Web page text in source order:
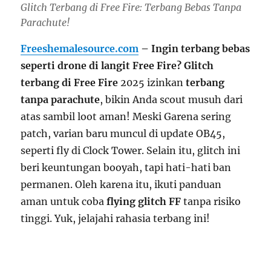
Glitch Terbang di Free Fire: Terbang Bebas Tanpa
Parachute!
Freeshemalesource.com – Ingin terbang bebas
seperti drone di langit Free Fire? Glitch
terbang di Free Fire 2025 izinkanterbang
tanpa parachute, bikin Anda scout musuh dari
atas sambil loot aman! Meski Garena sering
patch, varian baru muncul di update OB45,
seperti fly di Clock Tower. Selain itu, glitch ini
beri keuntungan booyah, tapi hati-hati ban
permanen. Oleh karena itu, ikuti panduan
aman untuk cobaflying glitch FF tanpa risiko
tinggi. Yuk, jelajahi rahasia terbang ini!